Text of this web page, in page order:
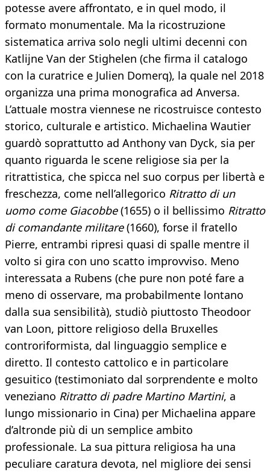
potesse avere affrontato, e in quel modo, il
formato monumentale. Ma la ricostruzione
sistematica arriva solo negli ultimi decenni con
Katlijne Van der Stighelen (che firma il catalogo
con la curatrice e Julien Domerq), la quale nel 2018
organizza una prima monografica ad Anversa.
L’attuale mostra viennese ne ricostruisce contesto
storico, culturale e artistico. Michaelina Wautier
guardò soprattutto ad Anthony van Dyck, sia per
quanto riguarda le scene religiose sia per la
ritrattistica, che spicca nel suo corpus per libertà e
freschezza, come nell’allegorico Ritratto di un
uomo come Giacobbe(1655) o il bellissimo Ritratto
di comandante militare(1660), forse il fratello
Pierre, entrambi ripresi quasi di spalle mentre il
volto si gira con uno scatto improvviso. Meno
interessata a Rubens (che pure non poté fare a
meno di osservare, ma probabilmente lontano
dalla sua sensibilità), studiò piuttosto Theodoor
van Loon, pittore religioso della Bruxelles
controriformista, dal linguaggio semplice e
diretto. Il contesto cattolico e in particolare
gesuitico (testimoniato dal sorprendente e molto
veneziano Ritratto di padre Martino Martini, a
lungo missionario in Cina) per Michaelina appare
d’altronde più di un semplice ambito
professionale. La sua pittura religiosa ha una
peculiare caratura devota, nel migliore dei sensi